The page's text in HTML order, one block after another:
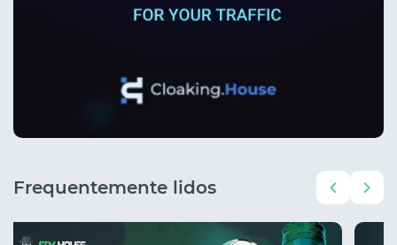
Frequentemente lidos